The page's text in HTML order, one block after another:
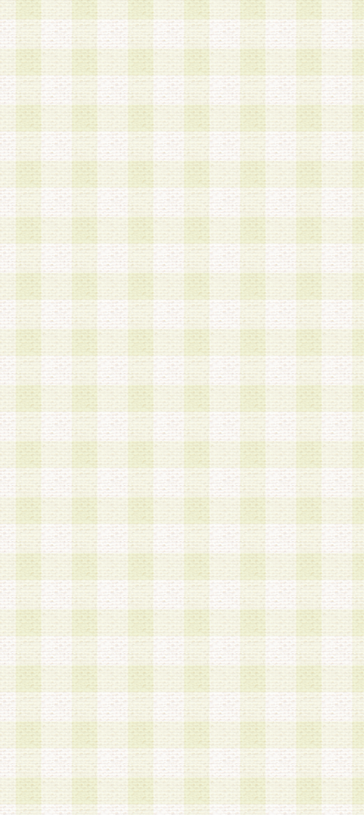
第5条 会員の登録情報
1.当社は、会員の登録情報に含まれる氏名・住所
アドレス等会員個人を識別できる情報を当社が別
シーポリシー
」に基づき適切に取り扱うものとし
は、当該個人情報を以下の各号に定める目的に利
す。なお、これら事項以外の目的で個人情報を利
かじめ会員の同意を得たうえで利用するものとし
a.本サービスの実施または運営
b.本サービスに係る謝礼、景品、調査サンプル品
c.会員からの電話、メール等の問い合わせなどへ
d.その他これらに付随する業務
2.当社は、会員個人を識別することのできる情報
会員情報を本人の承諾なく第三者に開示すること
人を識別できる情報について第三者に開示または
社は事前に会員本人の同意を得るものとします。
3.前項の定めに拘わらず、当社は、以下の目的に
意を 得ることなく、会員個人を識別できる情報
づき選定した委託業者に対して当社の責任におい
できるものとします。な お、当社は、当該委託
契約を締結しこれを遵守させるとともに、本規約
の注意をもって当該情報を使用させるものとし ま
a.本サービスに係る謝礼、景品、調査サンプル品
b.会員からの電話、メール等の問い合わせなどへ
c.モバイルリサーチ、またはグループ形式による
実施もしくは運営
d.その他これらに付随する業務
4.会員は、住所、電話番号その他の登録情報につ
合は、速やかに当社所定の変更手続きを行うもの
5.当社は、必要と認めた場合、会員に対して、電
手段により登録情報の対象者が会員登録者本人で
の内容が正確であること、アンケートの回答内容
うことができるものとます。
6.会員は、会員登録後当社が定期的に行う登録情
して、当社指定の期間内に更新手続きを行うもの
該期間内に更新手続きを行わない場合、その時点
発行したポイントは失効されるものとします。